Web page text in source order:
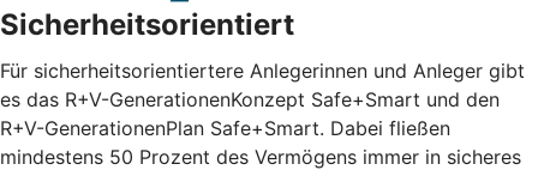
Sicherheitsorientiert
Für sicherheitsorientiertere Anlegerinnen und Anleger gibt
es das R+V-GenerationenKonzept Safe+Smart und den
R+V-GenerationenPlan Safe+Smart. Dabei fließen
mindestens 50 Prozent des Vermögens immer in sicheres